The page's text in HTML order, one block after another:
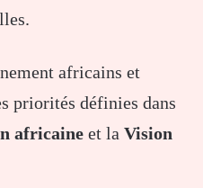
africains et
priorités définies dans
africaine et la Vision